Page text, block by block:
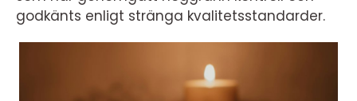
godkänts enligt stränga kvalitetsstandarder.